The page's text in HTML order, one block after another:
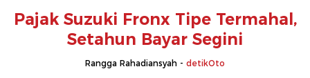
Pajak Suzuki Fronx Tipe Termahal,
Setahun Bayar Segini
Rangga Rahadiansyah - detikOto